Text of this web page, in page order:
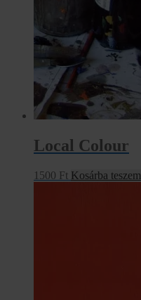
Local Colour
1500 Ft Kosárba teszem